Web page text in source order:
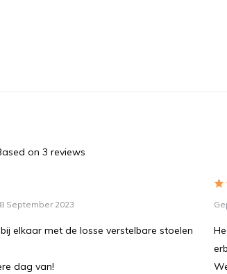
on 3 reviews
September 2023
elkaar met de losse verstelbare stoelen
dag van!